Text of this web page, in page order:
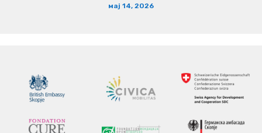
мај 14, 2026